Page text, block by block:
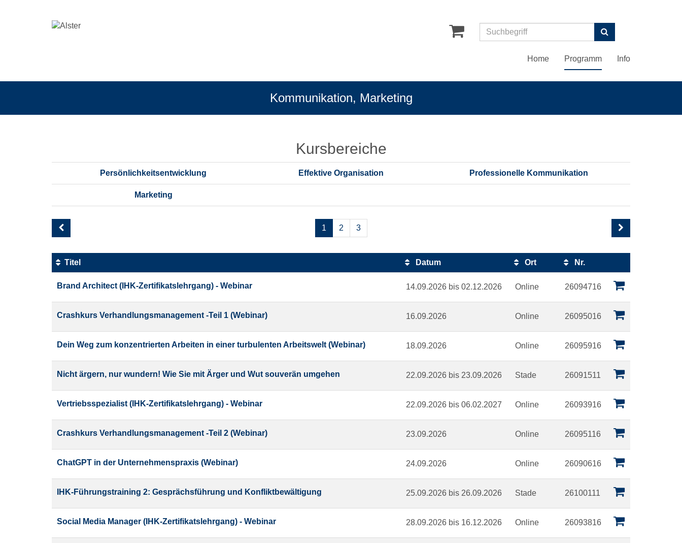
Suchen
Home Programm Info
Kommunikation, Marketing
Marketing
Kursbereiche
Persönlichkeitsentwicklung Effektive Organisation Professionelle Kommunikation
Marketing
Seite
1 2 3
Tabellenüberschriften
sortiert
Titel Datum Ort
Nr.
Kursstatus
Brand Architect (IHK-Zertifikatslehrgang) - Webinar
14.09.2026 bis 02.12.2026 Online 26094716
Crashkurs Verhandlungsmanagement -Teil 1 (Webinar) 16.09.2026 Online 26095016
Dein Weg zum konzentrierten Arbeiten in einer turbulenten Arbeitswelt (Webinar) 18.09.2026 Online 26095916
Nicht ärgern, nur wundern! Wie Sie mit Ärger und Wut souverän umgehen 22.09.2026 bis 23.09.2026 Stade 26091511
Vertriebsspezialist (IHK-Zertifikatslehrgang) - Webinar 22.09.2026 bis 06.02.2027 Online 26093916
Crashkurs Verhandlungsmanagement -Teil 2 (Webinar) 23.09.2026 Online 26095116
ChatGPT in der Unternehmenspraxis (Webinar) 24.09.2026 Online 26090616
IHK-Führungstraining 2: Gesprächsführung und Konfliktbewältigung 25.09.2026 bis 26.09.2026 Stade 26100111
Social Media Manager (IHK-Zertifikatslehrgang) - Webinar 28.09.2026 bis 16.12.2026 Online 26093816